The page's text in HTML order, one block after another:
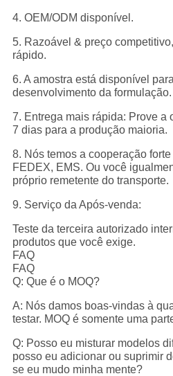
4. OEM/ODM disponível.
5. Razoável & preço
rápido.
6. A amostra está disponível
desenvolvimento da formulação.
7. Entrega mais rápida: Prove a
7 dias para a produção maioria.
8. Nós temos a cooperação
FEDEX, EMS. Ou você
próprio remetente do transporte.
9. Serviço da Após-venda:
Teste da terceira autorizado
produtos que você exige.
FAQ
FAQ
Q: Que é o MOQ?
A: Nós damos boas-vindas à
testar. MOQ é somente uma
Q: Posso eu misturar modelos
posso eu adicionar ou suprimir
se eu mudo minha mente?